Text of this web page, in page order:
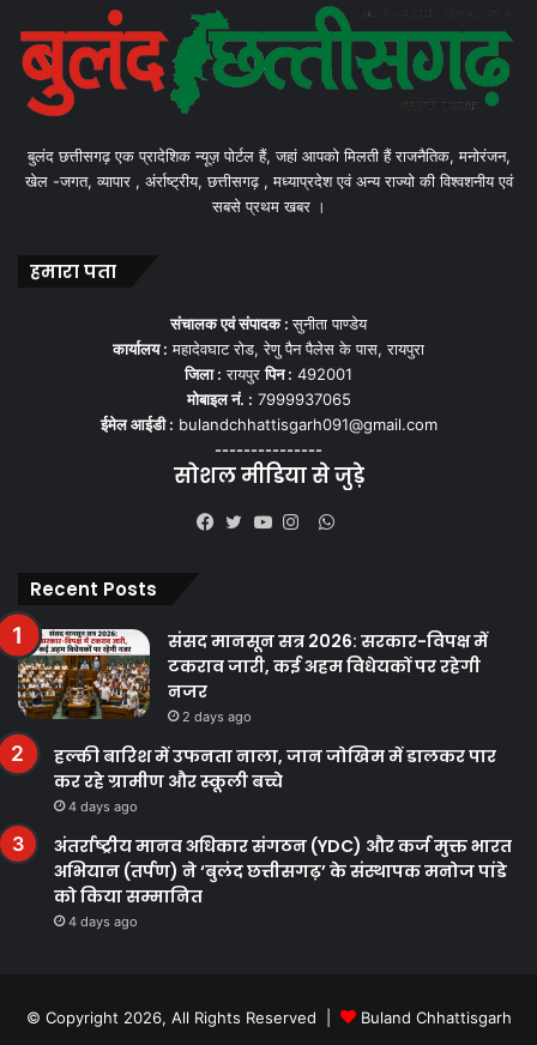
बुलंद छत्तीसगढ़ एक प्रादेशिक न्यूज़ पोर्टल हैं, जहां आपको मिलती हैं राजनैतिक, मनोरंजन,
खेल -जगत, व्यापार , अंर्राष्ट्रीय, छत्तीसगढ़ , मध्याप्रदेश एवं अन्य राज्यो की विश्वशनीय एवं
सबसे प्रथम खबर ।
हमारा पता
संचालक एवं संपादक :सुनीता पाण्डेय
कार्यालय : महादेवघाट रोड, रेणु पैन पैलेस के पास, रायपुरा
जिला : रायपुरपिन : 492001
मोबाइल नं. : 7999937065
ईमेल आईडी : bulandchhattisgarh091@gmail.com
---------------
सोशल मीडिया से जुड़े
WhatsApp
Recent Posts
संसद मानसून सत्र 2026: सरकार-विपक्ष में
टकराव जारी, कई अहम विधेयकों पर रहेगी
नजर
2 days ago
हल्की बारिश में उफनता नाला, जान जोखिम में डालकर पार
कर रहे ग्रामीण और स्कूली बच्चे
4 days ago
अंतर्राष्ट्रीय मानव अधिकार संगठन (YDC) और कर्ज मुक्त भारत
अभियान (तर्पण) ने ‘बुलंद छत्तीसगढ़’ के संस्थापक मनोज पांडे
को किया सम्मानित
4 days ago
© Copyright 2026, All Rights Reserved | Buland Chhattisgarh